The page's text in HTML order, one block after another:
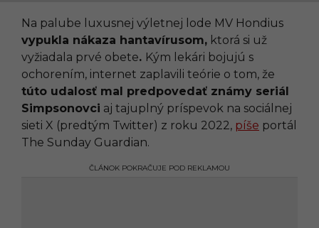
0
5
.
2
0
2
6
2
:
5
Na palube luxusnej výletnej lode MV Hondius
vypukla nákaza hantavírusom, ktorá si už
vyžiadala prvé obete. Kým lekári bojujú s
ochorením, internet zaplavili teórie o tom, že
túto udalosť mal predpovedať známy seriál
Simpsonovci aj tajuplný príspevok na sociálnej
sieti X (predtým Twitter) z roku 2022, píše portál
The Sunday Guardian.
ČLÁNOK POKRAČUJE POD REKLAMOU